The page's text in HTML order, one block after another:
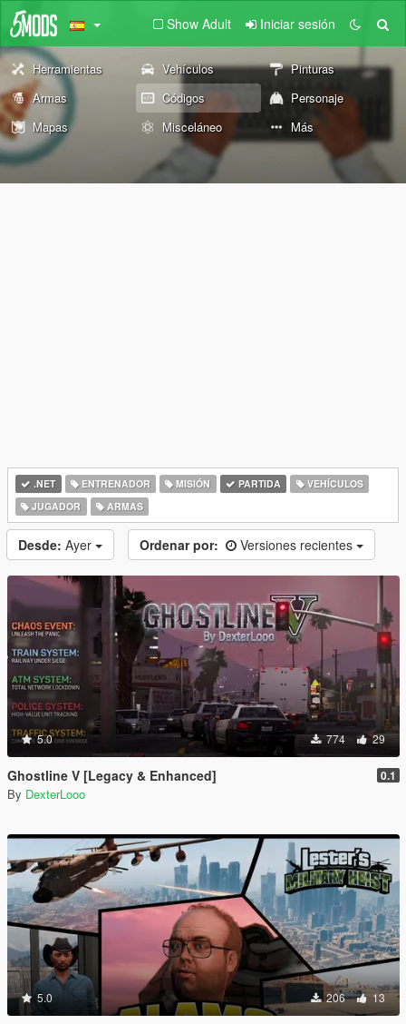
Show Adult Iniciar sesión
Herramientas Vehículos
Pinturas
Armas
Códigos
Personaje
Mapas
Misceláneo Más
.NET ENTRENADOR MISIÓN PARTIDA
VEHÍCULOS
JUGADOR
ARMAS
Desde: Ayer Ordenar por: Versiones recientes
5.0 774 29
Ghostline V [Legacy & Enhanced] 0.1
By DexterLooo
5.0 206 13